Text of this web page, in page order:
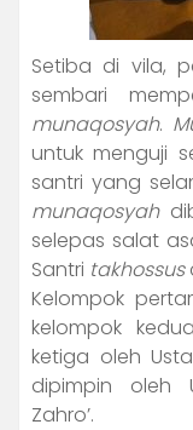
Setiba di vila,
sembari
munaqosyah.
untuk menguji
santri yang
munaqosyah
selepas salat
Santri takhossus
Kelompok
kelompok
ketiga oleh
dipimpin oleh
Zahro’.